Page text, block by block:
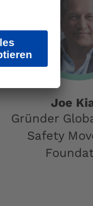
Joe
Gründer
Safety